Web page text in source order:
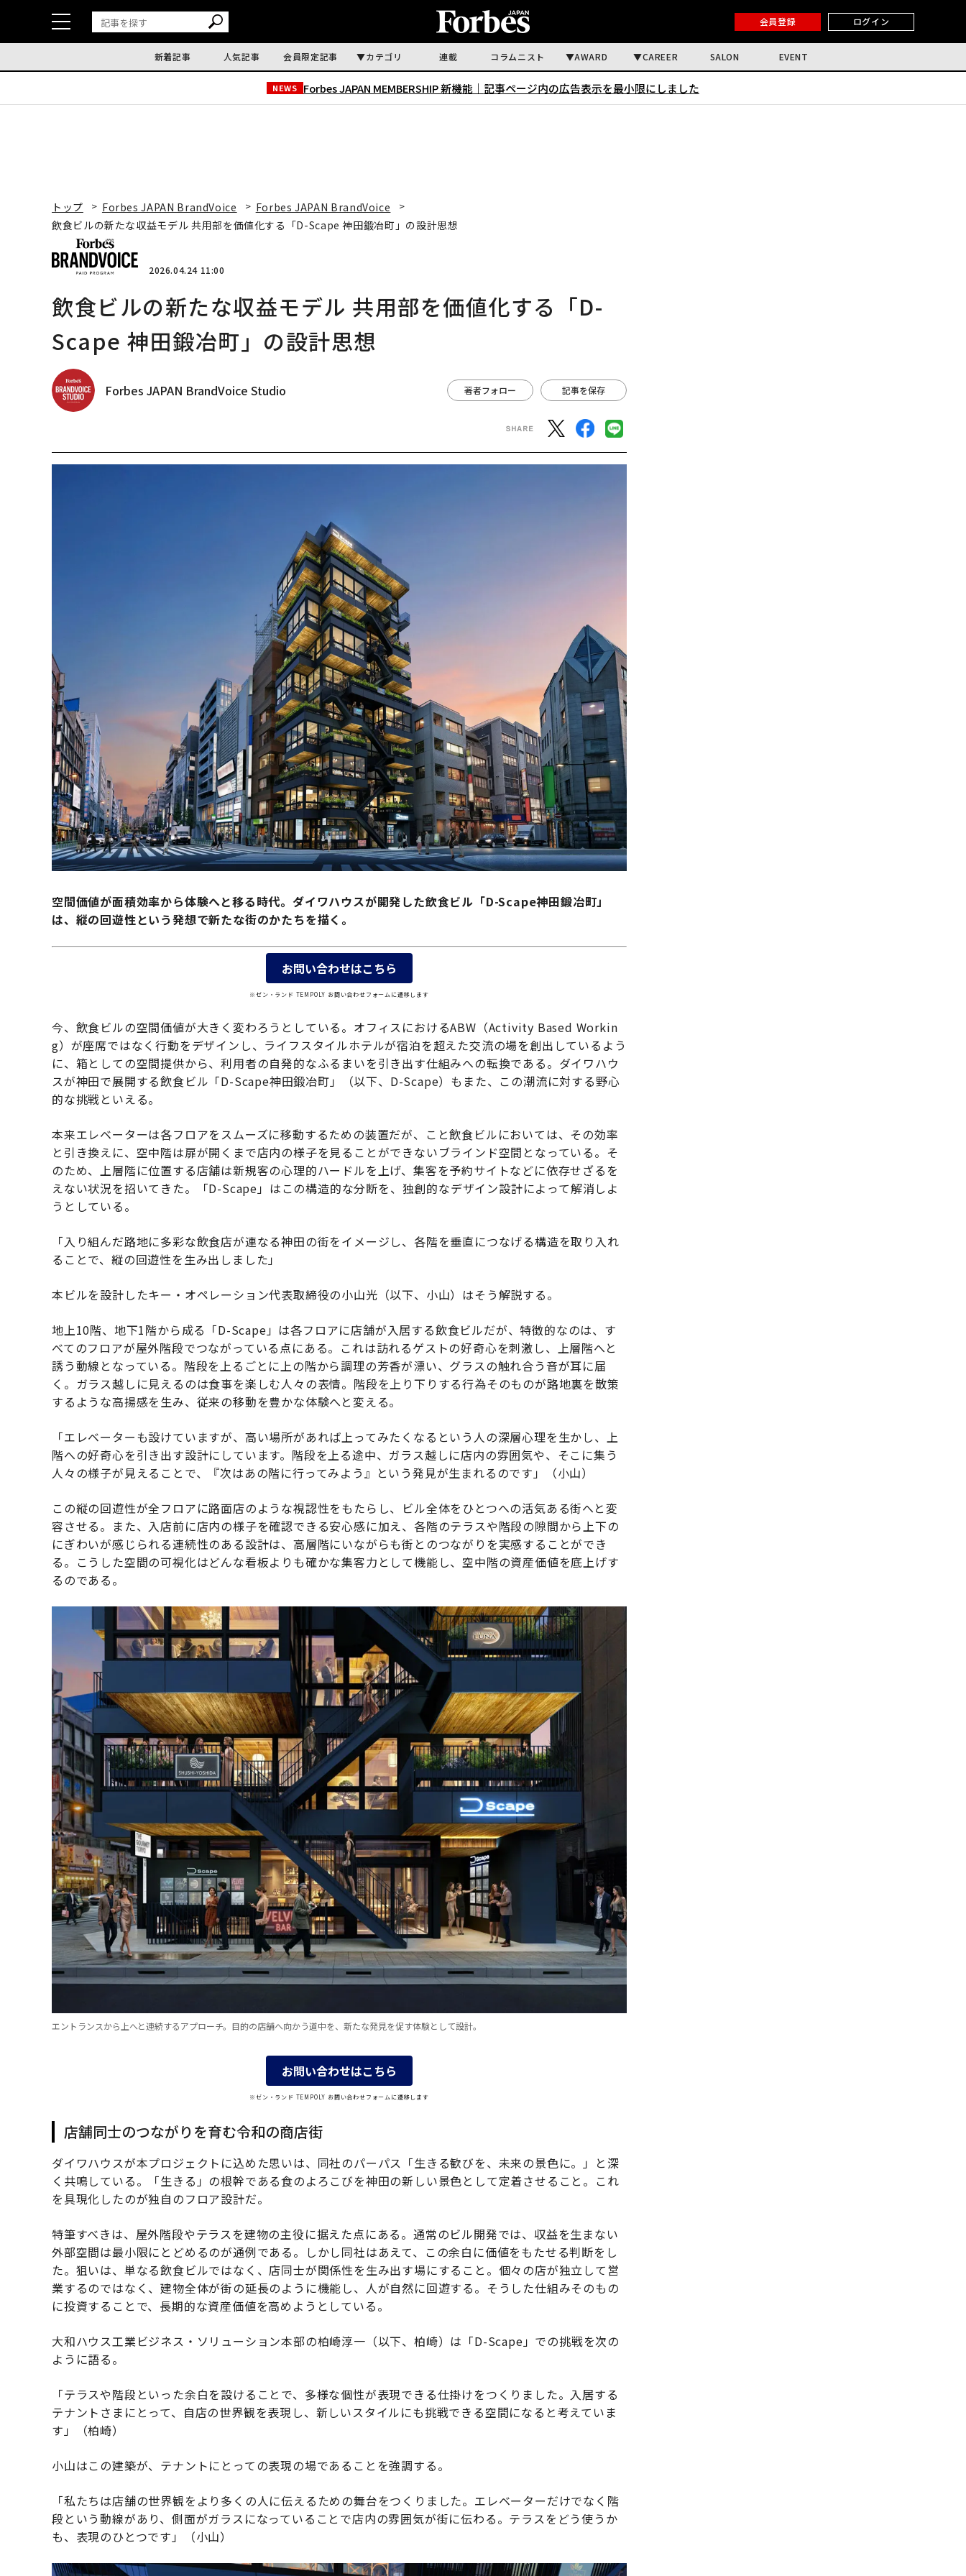
会員登録 ログイン
新着記事 人気記事 会員限定記事 カテゴリ 連載 コラムニスト AWARD CAREER SALON EVENT
NEWS Forbes JAPAN MEMBERSHIP 新機能｜ 記事ページ内の広告表示を最小限にしました
トップ Forbes JAPAN BrandVoice
Forbes JAPAN BrandVoice
飲食ビルの新たな収益モデル 共用部を価値化する「D-Scape 神田鍛冶町」の設計思想
2026.04.24 11:00
飲食ビルの新たな収益モデル 共用部を価値化する「D-
Scape 神田鍛冶町」の設計思想
Forbes JAPAN BrandVoice Studio 著者フォロー 記事を保存
空間価値が面積効率から体験へと移る時代。ダイワハウスが開発した飲食ビル「D-Scape神田鍛冶町」
は、縦の回遊性という発想で新たな街のかたちを描く。
お問い合わせはこちら
※ゼン・ランド TEMPOLY お問い合わせフォームに遷移します
今、飲食ビルの空間価値が大きく変わろうとしている。オフィスにおけるABW（Activity Based Workin
g）が座席ではなく行動をデザインし、ライフスタイルホテルが宿泊を超えた交流の場を創出しているよう
に、箱としての空間提供から、利用者の自発的なふるまいを引き出す仕組みへの転換である。ダイワハウ
スが神田で展開する飲食ビル「D-Scape神田鍛冶町」（以下、D-Scape）もまた、この潮流に対する野心
的な挑戦といえる。
本来エレベーターは各フロアをスムーズに移動するための装置だが、こと飲食ビルにおいては、その効率
と引き換えに、空中階は扉が開くまで店内の様子を見ることができないブラインド空間となっている。そ
のため、上層階に位置する店舗は新規客の心理的ハードルを上げ、集客を予約サイトなどに依存せざるを
えない状況を招いてきた。「D-Scape」はこの構造的な分断を、独創的なデザイン設計によって解消しよ
うとしている。
「入り組んだ路地に多彩な飲食店が連なる神田の街をイメージし、各階を垂直につなげる構造を取り入れ
ることで、縦の回遊性を生み出しました」
本ビルを設計したキー・オペレーション代表取締役の小山光（以下、小山）はそう解説する。
地上10階、地下1階から成る「D-Scape」は各フロアに店舗が入居する飲食ビルだが、特徴的なのは、す
べてのフロアが屋外階段でつながっている点にある。これは訪れるゲストの好奇心を刺激し、上層階へと
誘う動線となっている。階段を上るごとに上の階から調理の芳香が漂い、グラスの触れ合う音が耳に届
く。ガラス越しに見えるのは食事を楽しむ人々の表情。階段を上り下りする行為そのものが路地裏を散策
するような高揚感を生み、従来の移動を豊かな体験へと変える。
「エレベーターも設けていますが、高い場所があれば上ってみたくなるという人の深層心理を生かし、上
階への好奇心を引き出す設計にしています。階段を上る途中、ガラス越しに店内の雰囲気や、そこに集う
人々の様子が見えることで、『次はあの階に行ってみよう』という発見が生まれるのです」（小山）
この縦の回遊性が全フロアに路面店のような視認性をもたらし、ビル全体をひとつへの活気ある街へと変
容させる。また、入店前に店内の様子を確認できる安心感に加え、各階のテラスや階段の隙間から上下の
にぎわいが感じられる連続性のある設計は、高層階にいながらも街とのつながりを実感することができ
る。こうした空間の可視化はどんな看板よりも確かな集客力として機能し、空中階の資産価値を底上げす
るのである。
エントランスから上へと連続するアプローチ。目的の店舗へ向かう道中を、新たな発見を促す体験として設計。
お問い合わせはこちら
※ゼン・ランド TEMPOLY お問い合わせフォームに遷移します
店舗同士のつながりを育む令和の商店街
ダイワハウスが本プロジェクトに込めた思いは、同社のパーパス「生きる歓びを、未来の景色に。」と深
く共鳴している。「生きる」の根幹である食のよろこびを神田の新しい景色として定着させること。これ
を具現化したのが独自のフロア設計だ。
特筆すべきは、屋外階段やテラスを建物の主役に据えた点にある。通常のビル開発では、収益を生まない
外部空間は最小限にとどめるのが通例である。しかし同社はあえて、この余白に価値をもたせる判断をし
た。狙いは、単なる飲食ビルではなく、店同士が関係性を生み出す場にすること。個々の店が独立して営
業するのではなく、建物全体が街の延長のように機能し、人が自然に回遊する。そうした仕組みそのもの
に投資することで、長期的な資産価値を高めようとしている。
大和ハウス工業ビジネス・ソリューション本部の柏崎淳一（以下、柏崎）は「D-Scape」での挑戦を次の
ように語る。
「テラスや階段といった余白を設けることで、多様な個性が表現できる仕掛けをつくりました。入居する
テナントさまにとって、自店の世界観を表現し、新しいスタイルにも挑戦できる空間になると考えていま
す」（柏崎）
小山はこの建築が、テナントにとっての表現の場であることを強調する。
「私たちは店舗の世界観をより多くの人に伝えるための舞台をつくりました。エレベーターだけでなく階
段という動線があり、側面がガラスになっていることで店内の雰囲気が街に伝わる。テラスをどう使うか
も、表現のひとつです」（小山）